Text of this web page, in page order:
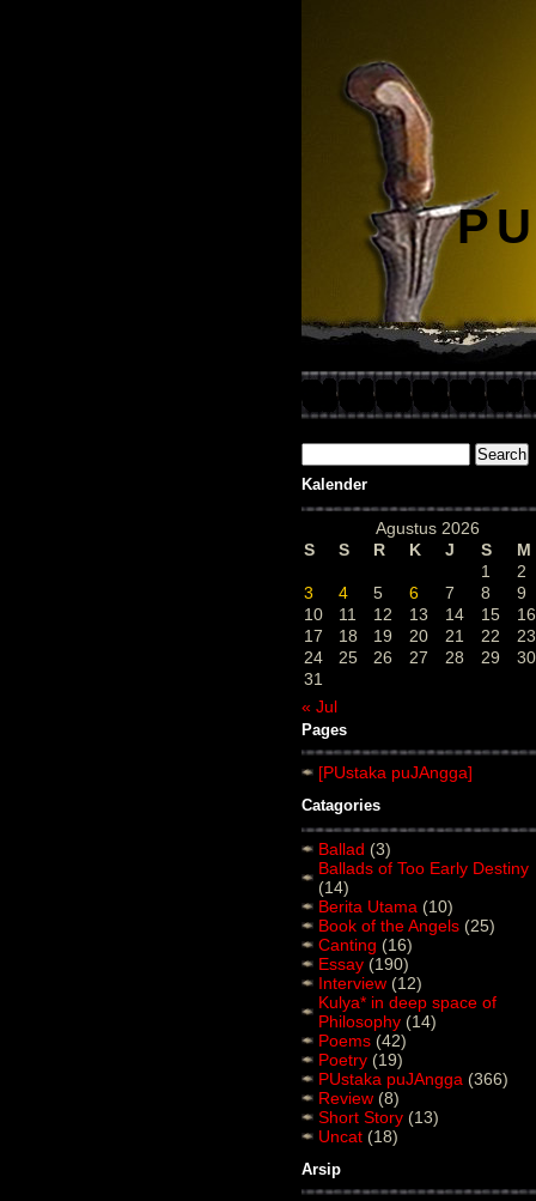
Kalender
Agustus 2026
S
S R K J S
M
1
2
3
4 5 6 7 8
9
10
11 12 13 14 15
16
17
18 19 20 21 22
23
24
25 26 27 28 29
30
31
« Jul
Pages
[PUstaka puJAngga]
Catagories
Ballad (3)
Ballads of Too Early Destiny
(14)
Berita Utama (10)
Book of the Angels (25)
Canting (16)
Essay (190)
Interview (12)
Kulya* in deep space of
Philosophy (14)
Poems (42)
Poetry (19)
PUstaka puJAngga (366)
Review (8)
Short Story (13)
Uncat (18)
Arsip